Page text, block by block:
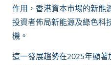
作用，香港資本市場的新能
投資者佈局新能源及綠色科
機。
這一發展趨勢在2025年顯